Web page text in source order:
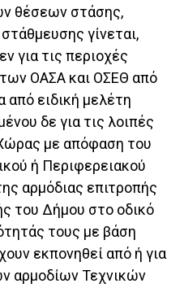
θέσεων στάσης,
γίνεται,
για τις περιοχές
ΟΑΣΑ και ΟΣΕΘ από
από ειδική μελέτη
δε για τις λοιπές
με απόφαση του
ή Περιφερειακού
αρμόδιας επιτροπής
του Δήμου στο οδικό
τους με βάση
εκπονηθεί από ή για
αρμοδίων Τεχνικών